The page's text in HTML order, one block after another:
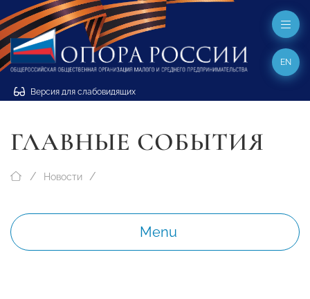
Версия для слабовидящих
EN
ГЛАВНЫЕ СОБЫТИЯ
Новости
Menu